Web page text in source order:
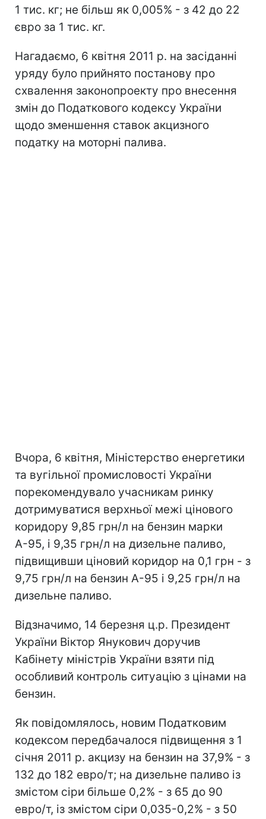
1 тис. кг; не більш як 0,005% - з 42 до 22
євро за 1 тис. кг.
Нагадаємо, 6 квітня 2011 р. на засіданні
уряду було прийнято постанову про
схвалення законопроекту про внесення
змін до Податкового кодексу України
щодо зменшення ставок акцизного
податку на моторні палива.
Вчора, 6 квітня, Міністерство енергетики
та вугільної промисловості України
порекомендувало учасникам ринку
дотримуватися верхньої межі цінового
коридору 9,85 грн/л на бензин марки
А-95, і 9,35 грн/л на дизельне паливо,
підвищивши ціновий коридор на 0,1 грн - з
9,75 грн/л на бензин А-95 і 9,25 грн/л на
дизельне паливо.
Відзначимо, 14 березня ц.р. Президент
України Віктор Янукович доручив
Кабінету міністрів України взяти під
особливий контроль ситуацію з цінами на
бензин.
Як повідомлялось, новим Податковим
кодексом передбачалося підвищення з 1
січня 2011 р. акцизу на бензин на 37,9% - з
132 до 182 евро/т; на дизельне паливо із
змістом сіри більше 0,2% - з 65 до 90
евро/т, із змістом сіри 0,035-0,2% - з 50